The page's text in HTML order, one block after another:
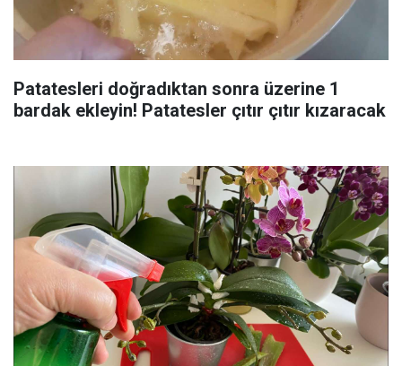
Patatesleri doğradıktan sonra üzerine 1
bardak ekleyin! Patatesler çıtır çıtır kızaracak